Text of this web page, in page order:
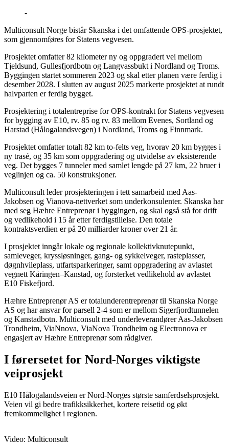
-
Multiconsult Norge bistår Skanska i det omfattende OPS-prosjektet,
som gjennomføres for Statens vegvesen.
Prosjektet omfatter 82 kilometer ny og oppgradert vei mellom
Tjeldsund, Gullesfjordbotn og Langvassbukt i Nordland og Troms.
Byggingen startet sommeren 2023 og skal etter planen være ferdig i
desember 2028. I slutten av august 2025 markerte prosjektet at rundt
halvparten er ferdig bygget.
Prosjektering i totalentreprise for OPS-kontrakt for Statens vegvesen
for bygging av E10, rv. 85 og rv. 83 mellom Evenes, Sortland og
Harstad (Hålogalandsvegen) i Nordland, Troms og Finnmark.
Prosjektet omfatter totalt 82 km to-felts veg, hvorav 20 km bygges i
ny trasé, og 35 km som oppgradering og utvidelse av eksisterende
veg. Det bygges 7 tunneler med samlet lengde på 27 km, 22 bruer i
veglinjen og ca. 50 konstruksjoner.
Multiconsult leder prosjekteringen i tett samarbeid med Aas-
Jakobsen og Vianova-nettverket som underkonsulenter. Skanska har
med seg Hæhre Entreprenør i byggingen, og skal også stå for drift
og vedlikehold i 15 år etter ferdigstillelse. Den totale
kontraktsverdien er på 20 milliarder kroner over 21 år.
I prosjektet inngår lokale og regionale kollektivknutepunkt,
samleveger, kryssløsninger, gang- og sykkelveger, rasteplasser,
døgnhvileplass, utfartsparkeringer, samt oppgradering av avlastet
vegnett Kåringen–Kanstad, og forsterket vedlikehold av avlastet
E10 Fiskefjord.
Hæhre Entreprenør AS er totalunderentreprenør til Skanska Norge
AS og har ansvar for parsell 2-4 som er mellom Sigerfjordtunnelen
og Kanstadbotn. Multiconsult med underleverandører Aas-Jakobsen
Trondheim, ViaNnova, ViaNova Trondheim og Electronova er
engasjert av Hæhre Entreprenør som rådgiver.
I førersetet for Nord-Norges viktigste
veiprosjekt
E10 Hålogalandsveien er Nord-Norges største samferdselsprosjekt.
Veien vil gi bedre trafikksikkerhet, kortere reisetid og økt
fremkommelighet i regionen.
Video: Multiconsult